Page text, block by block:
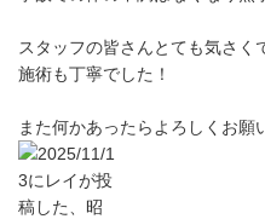
スタッフの皆さんとても気さく
施術も丁寧でした！
また何かあったらよろしくお願